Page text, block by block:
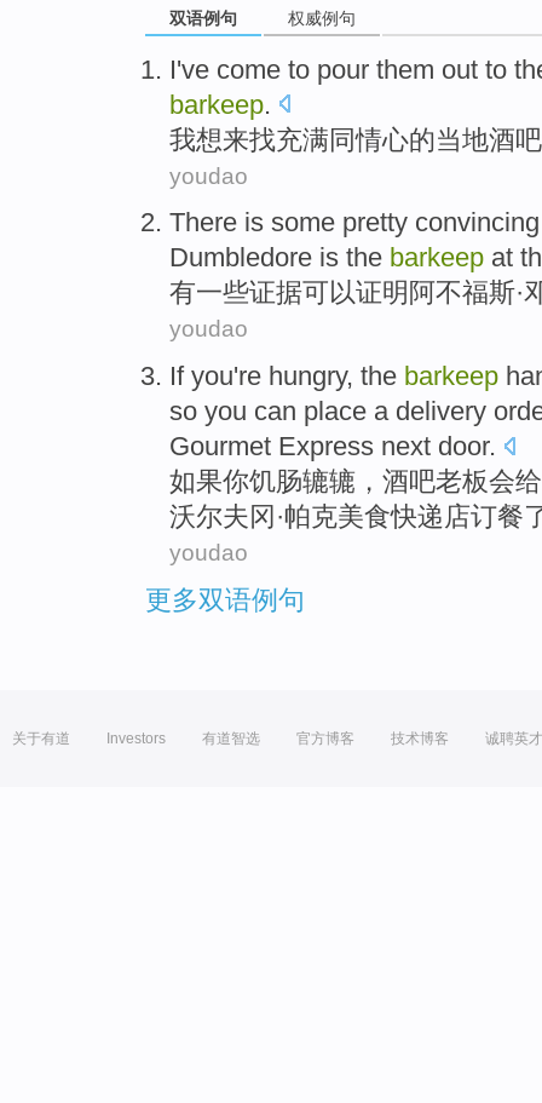
双语例句 权威例句
I've come to pour them out to
barkeep.
我想来找充满同情心的当地酒
youdao
There is some pretty
Dumbledore is the barkeep at
有一些证据可以证明 阿不福斯·
youdao
If you're hungry, the barkeep
so you can place a delivery
Gourmet Express next door.
如果你饥肠辘辘 ，酒吧老板会给
沃尔夫冈·帕克美食快递店订餐
youdao
更多双语例句
关于有道 Investors 有道智选 官方博客 技术博客 诚聘英才